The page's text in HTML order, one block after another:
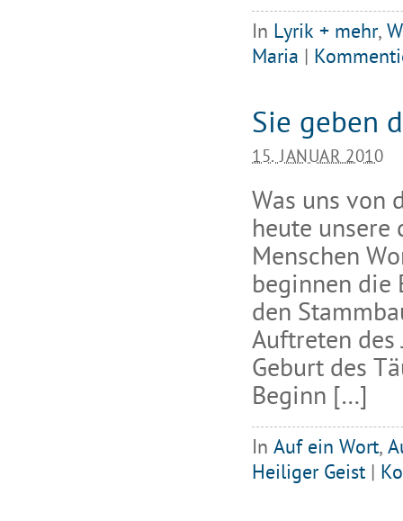
In Lyrik + mehr,
Maria |
Sie geben
15. JANUAR 2010
Was uns von
heute
Menschen
beginnen die
den
Auftreten des
Geburt des
Beginn […]
In Auf ein Wort,
Heiliger Geist |